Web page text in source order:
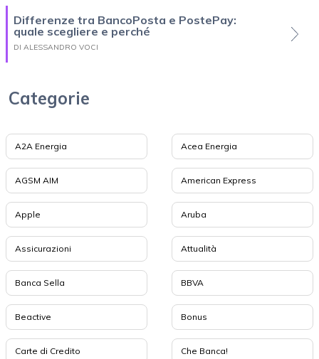
Differenze tra BancoPosta e PostePay:
quale scegliere e perché
DI ALESSANDRO VOCI
Categorie
A2A Energia Acea Energia
AGSM AIM American Express
Apple Aruba
Assicurazioni Attualità
Banca Sella BBVA
Beactive Bonus
Carte di Credito Che Banca!